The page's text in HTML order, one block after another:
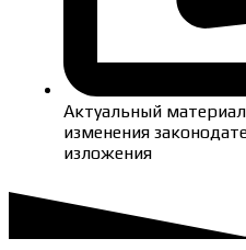
Актуальный
изменения
изложения